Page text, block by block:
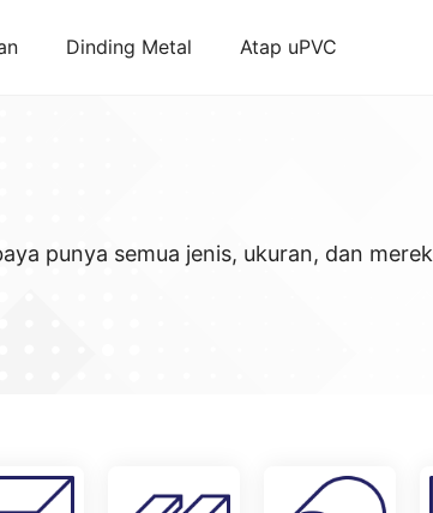
Dinding Metal Atap uPVC
punya semua jenis, ukuran, dan merek